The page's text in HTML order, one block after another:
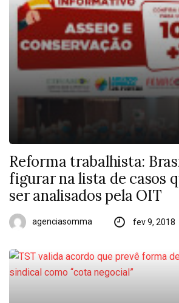
Reforma trabalhista:
figurar na lista de casos
ser analisados pela OIT
agenciasomma fev 9, 2018